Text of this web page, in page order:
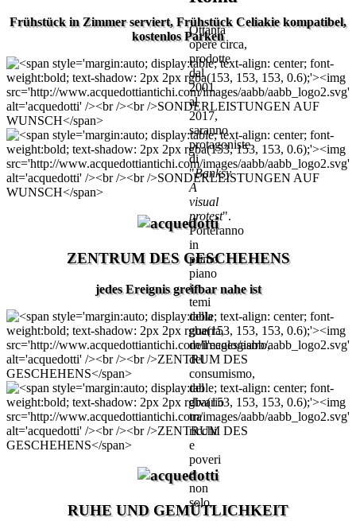
Frühstück in Zimmer serviert, Frühstück Celiakie kompatibel,
kostenlos Parken
ZENTRUM DES GESCHEHENS
jedes Ereignis greifbar nahe ist
RUHE UND GEMÜTLICHKEIT
Ottanta
opere circa,
prodotte
dal
2001
al
2017,
saranno
protagoniste
di
"Banksy
A
visual
protest".
Porteranno
in
primo
piano
i
temi
della
guerra,
dell'ecologismo,
del
consumismo,
del
divario
tra
ricchi
e
poveri
e
non
solo.